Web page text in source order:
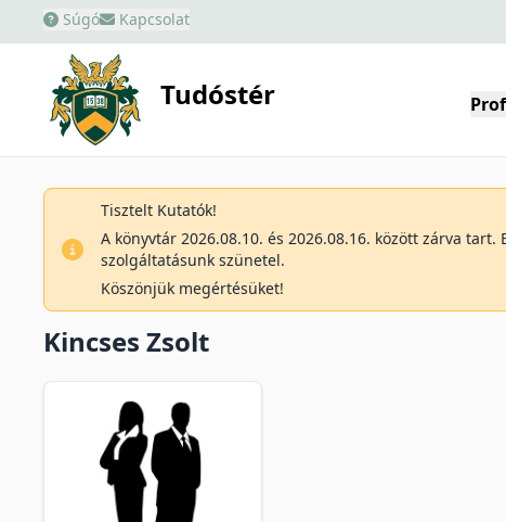
Súgó Kapcsolat
Tudóstér
Tisztelt Kutatók!
A könyvtár 2026.08.10. és 2026.08.16. között zárva
szolgáltatásunk szünetel.
Köszönjük megértésüket!
Kincses Zsolt